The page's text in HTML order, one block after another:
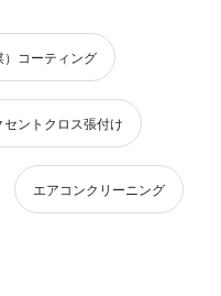
）コーティング
ントクロス張付け
エアコンクリーニング